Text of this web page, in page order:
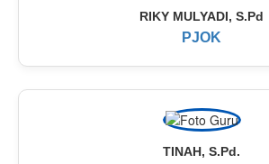
RIKY MULYADI, S.Pd
PJOK
TINAH, S.Pd.